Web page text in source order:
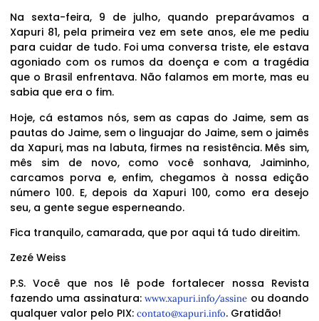
Na sexta-feira, 9 de julho, quando preparávamos a
Xapuri 81, pela primeira vez em sete anos, ele me pediu
para cuidar de tudo. Foi uma conversa triste, ele estava
agoniado com os rumos da doença e com a tragédia
que o Brasil enfrentava. Não falamos em morte, mas eu
sabia que era o fim.
Hoje, cá estamos nós, sem as capas do Jaime, sem as
pautas do Jaime, sem o linguajar do Jaime, sem o jaimês
da Xapuri, mas na labuta, firmes na resistência. Mês sim,
mês sim de novo, como você sonhava, Jaiminho,
carcamos porva e, enfim, chegamos à nossa edição
número 100. E, depois da Xapuri 100, como era desejo
seu, a gente segue esperneando.
Fica tranquilo, camarada, que por aqui tá tudo direitim.
Zezé Weiss
P.S. Você que nos lê pode fortalecer nossa Revista
fazendo uma assinatura:www.xapuri.info/assine ou doando
qualquer valor pelo PIX: contato@xapuri.info. Gratidão!